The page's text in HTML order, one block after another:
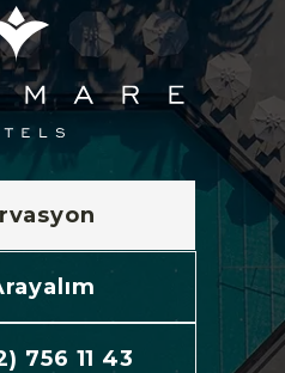
756 11 43